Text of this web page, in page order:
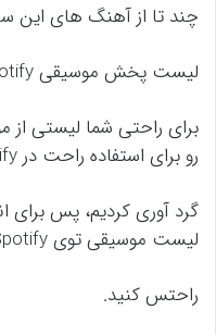
چند تا از آهنگ های این
لیست پخش موسیقی Spotify، برای سریال Tall Girl:
برای راحتی شما لیستی
رو برای استفاده راحت در Spotify
گرد آوری کردیم، پس
لیست موسیقی توی Spotify، احساس
راحتس کنید.